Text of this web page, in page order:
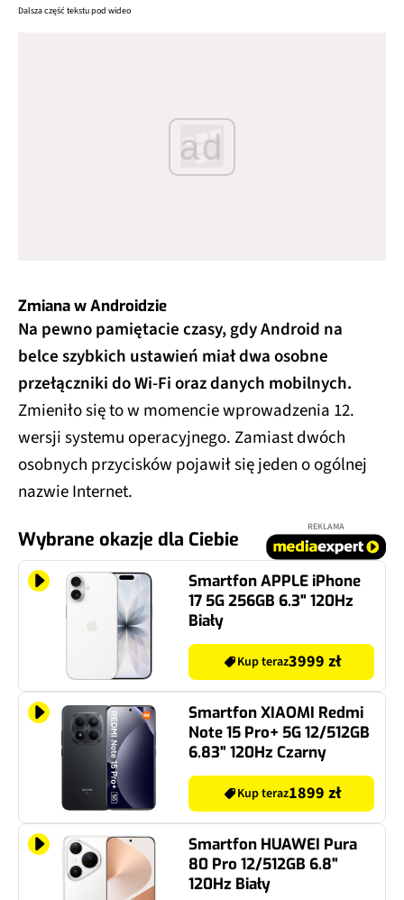
Dalsza część tekstu pod wideo
ad
Zmiana w Androidzie
Na pewno pamiętacie czasy, gdy Android na
belce szybkich ustawień miał dwa osobne
przełączniki do Wi-Fi oraz danych mobilnych.
Zmieniło się to w momencie wprowadzenia 12.
wersji systemu operacyjnego. Zamiast dwóch
osobnych przycisków pojawił się jeden o ogólnej
nazwie Internet.
Wybrane okazje dla Ciebie
REKLAMA
Smartfon APPLE iPhone
17 5G 256GB 6.3" 120Hz
Biały
Kup teraz3999 zł
Smartfon XIAOMI Redmi
Note 15 Pro+ 5G 12/512GB
6.83" 120Hz Czarny
Kup teraz1899 zł
Smartfon HUAWEI Pura
80 Pro 12/512GB 6.8"
120Hz Biały